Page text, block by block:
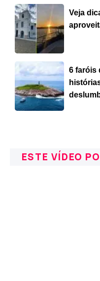
Veja
6 faróis
ESTE VÍDEO